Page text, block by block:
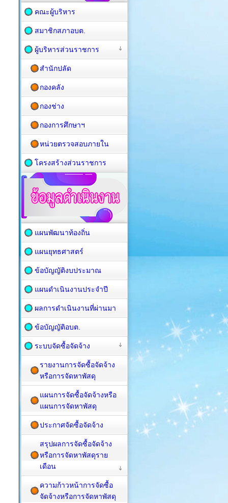
คณะผู้บริหาร
สมาชิกสภาอบต.
ผู้บริหารส่วนราชการ
สำนักปลัด
กองคลัง
กองช่าง
กองการศึกษาฯ
หน่วยตรวจสอบภายใน
โครงสร้างส่วนราชการ
แผนพัฒนาท้องถิ่น
แผนยุทธศาสตร์
ข้อบัญญัติงบประมาณ
แผนดำเนินงานประจำปี
ผลการดำเนินงานที่ผ่านมา
ข้อบัญญัติอบต.
ระบบจัดซื้อจัดจ้าง
รายงานการจัดซื้อจัดจ้าง
หรือการจัดหาพัสดุ
แผนการจัดซื้อจัดจ้างหรือ
แผนการจัดหาพัสดุ
ประกาศจัดซื้อจัดจ้าง
สรุปผลการจัดซื้อจัดจ้าง
หรือการจัดหาพัสดุราย
เดือน
ความก้าวหน้าการจัดซื้อ
จัดจ้างหรือการจัดหาพัสดุ